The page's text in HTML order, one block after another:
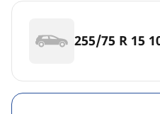
255/75 R 15